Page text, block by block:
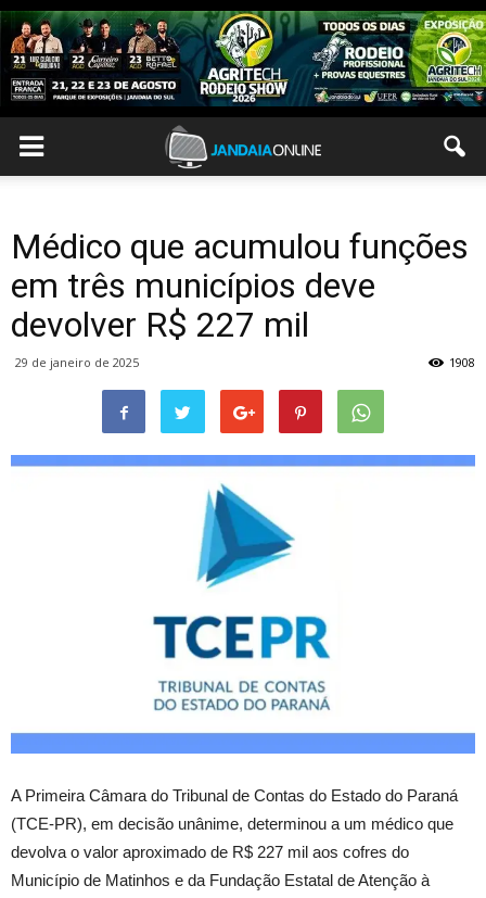
Médico que acumulou funções
em três municípios deve
devolver R$ 227 mil
29 de janeiro de 2025 1908
A Primeira Câmara do Tribunal de Contas do Estado do Paraná
(TCE-PR), em decisão unânime, determinou a um médico que
devolva o valor aproximado de R$ 227 mil aos cofres do
Município de Matinhos e da Fundação Estatal de Atenção à